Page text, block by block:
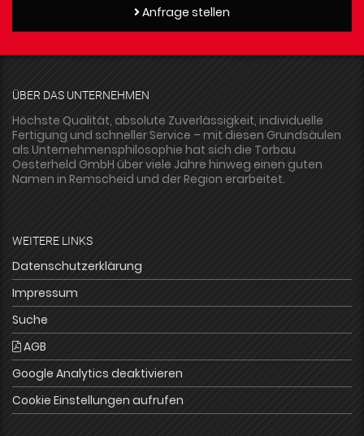
Anfrage stellen
ÜBER DAS UNTERNEHMEN
Höchste Qualität, absolute Zuverlässigkeit, individuelle
Fertigung und schneller Service – mit diesen Grundsäulen
als Unternehmensphilosophie hat sich die Torbau
Oesterheld GmbH über viele Jahre hinweg einen guten
Namen in Remscheid und der Region erarbeitet.
WEITERE LINKS
Datenschutzerklärung
Impressum
Suche
AGB
Google Analytics deaktivieren
Cookie Einstellungen aufrufen